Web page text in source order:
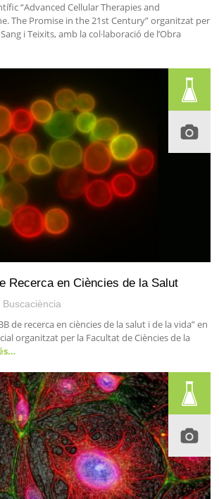
“Advanced Cellular Therapies and
The Promise in the 21st Century” organitzat per
i Teixits, amb la col·laboració de l’Obra
Recerca en Ciències de la Salut
Buscaciència
de recerca en ciències de la salut i de la vida” en
organitzat per la Facultat de Ciències de la